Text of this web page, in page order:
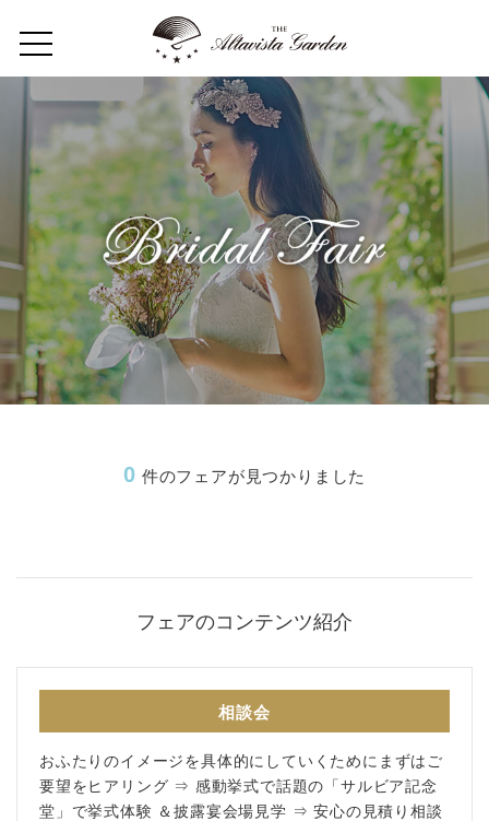
Home
Concept
Restaurant
Wedding
Party
成約者サイト
Facebook Wedding Restaurant Youtube
0 件のフェアが見つかりました
フェアのコンテンツ紹介
相談会
おふたりのイメージを具体的にしていくためにまずはご
要望をヒアリング ⇒ 感動挙式で話題の「サルビア記念
堂」で挙式体験 ＆披露宴会場見学 ⇒ 安心の見積り相談